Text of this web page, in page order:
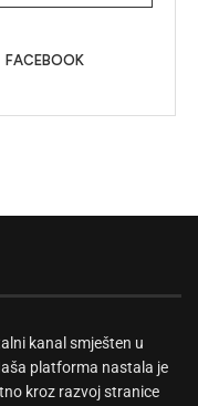
FACEBOOK
kanal smješten u
platforma nastala je
kroz razvoj stranice